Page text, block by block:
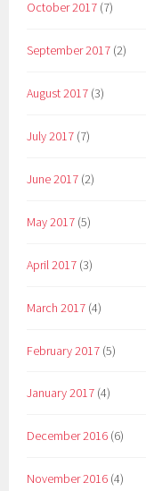
October 2017 (7)
September 2017 (2)
August 2017 (3)
July 2017 (7)
June 2017 (2)
May 2017 (5)
April 2017 (3)
March 2017 (4)
February 2017 (5)
January 2017 (4)
December 2016 (6)
November 2016 (4)